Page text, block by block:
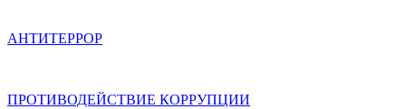
АНТИТЕРРОР
ПРОТИВОДЕЙСТВИЕ КОРРУПЦИИ